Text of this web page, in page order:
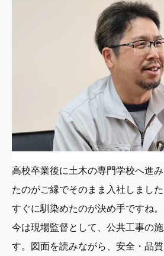
高校卒業後に土木の専門学校へ進
たのがご縁でそのまま入社しました
すぐに馴染めたのが決め手ですね。
今は現場監督として、公共工事の
す。図面を読みながら、安全・品